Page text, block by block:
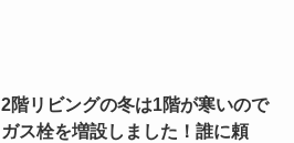
2階リビングの冬は1階が寒いので
ガス栓を増設しました！誰に頼